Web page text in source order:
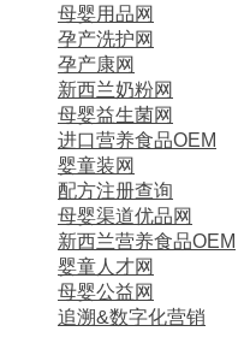
母婴用品网
孕产洗护网
孕产康网
新西兰奶粉网
母婴益生菌网
进口营养食品OEM
婴童装网
配方注册查询
母婴渠道优品网
新西兰营养食品OEM
婴童人才网
母婴公益网
追溯&数字化营销